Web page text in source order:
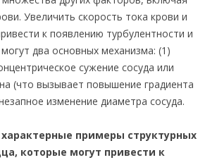
Увеличить скорость тока крови и
к появлению турбулентности и
два основных механизма: (1)
сужение сосуда или
(что вызывает повышение градиента
изменение диаметра сосуда.
примеры структурных
которые могут привести к